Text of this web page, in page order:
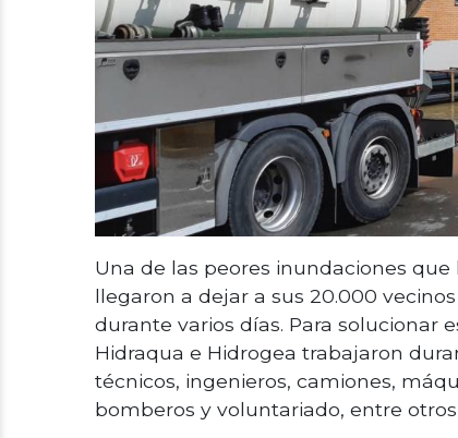
Una de las peores inundaciones
llegaron a dejar a sus 20.000
durante varios días. Para solucionar
Hidraqua e Hidrogea trabajaron
técnicos, ingenieros, camiones,
bomberos y voluntariado, entre